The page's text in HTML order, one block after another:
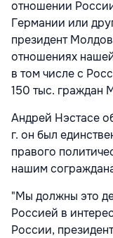
отношении
Германии или
президент
отношениях
в том числе с
150 тыс. граждан
Андрей Нэстасе
г. он был
правого
нашим
"Мы должны это
Россией в
России,